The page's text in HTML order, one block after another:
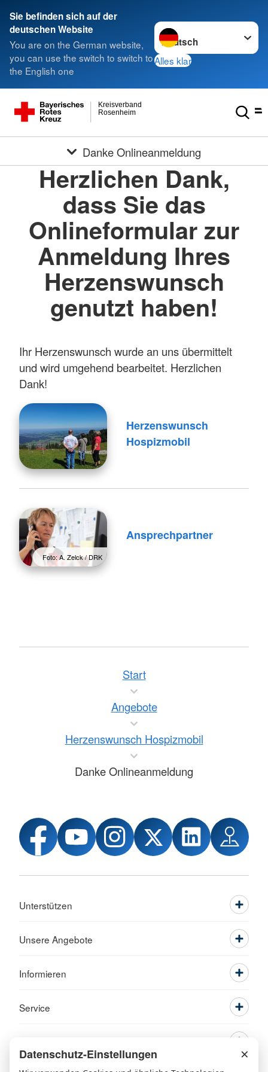
Sie befinden sich auf der
deutschen Website
You are on the German website,
you can use the switch to switch to
the English one
Sprache wechseln zu
Alles klar
Rosenheim
Kreisverband
Danke Onlineanmeldung
Herzlichen Dank,
dass Sie das
Onlineformular zur
Anmeldung Ihres
Herzenswunsch
genutzt haben!
Ihr Herzenswunsch wurde an uns übermittelt
und wird umgehend bearbeitet. Herzlichen
Dank!
Herzenswunsch
Hospizmobil
Foto: A. Zelck / DRK
Ansprechpartner
Start
Angebote
Herzenswunsch Hospizmobil
Danke Onlineanmeldung
Unterstützen
Unsere Angebote
Informieren
Service
Datenschutz-Einstellungen ×